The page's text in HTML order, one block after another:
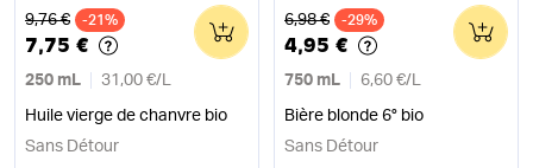
Ancien prix
9,76 € -21%
7,75 €
250 mL 31,00 €/ L
Huile vierge de chanvre bio
0
Sans Détour
Ancien prix
6,98 € -29%
4,95 €
750 mL 6,60 €/ L
Bière blonde 6° bio
0
Sans Détour